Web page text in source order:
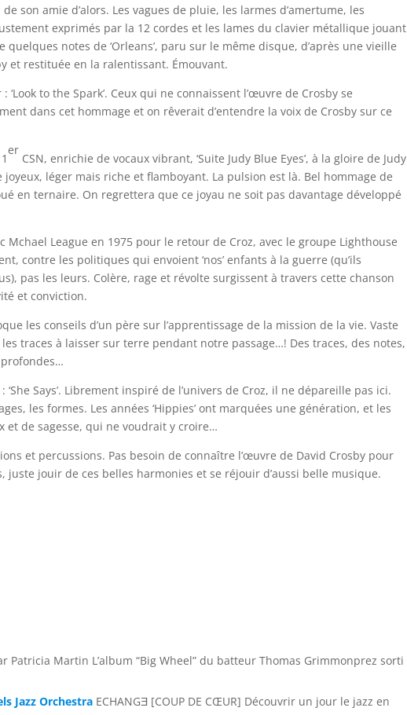
son amie d’alors. Les vagues de pluie, les larmes d’amertume, les
exprimés par la 12 cordes et les lames du clavier métallique jouant
notes de ‘Orleans’, paru sur le même disque, d’après une vieille
et restituée en la ralentissant. Émouvant.
to the Spark’. Ceux qui ne connaissent l’œuvre de Crosby se
dans cet hommage et on rêverait d’entendre la voix de Crosby sur ce
er
CSN, enrichie de vocaux vibrant, ‘Suite Judy Blue Eyes’, à la gloire de Judy
léger mais riche et flamboyant. La pulsion est là. Bel hommage de
en ternaire. On regrettera que ce joyau ne soit pas davantage développé
Mchael League en 1975 pour le retour de Croz, avec le groupe Lighthouse
contre les politiques qui envoient ‘nos’ enfants à la guerre (qu’ils
pas les leurs. Colère, rage et révolte surgissent à travers cette chanson
et conviction.
les conseils d’un père sur l’apprentissage de la mission de la vie. Vaste
traces à laisser sur terre pendant notre passage…! Des traces, des notes,
Says’. Librement inspiré de l’univers de Croz, il ne dépareille pas ici.
les formes. Les années ‘Hippies’ ont marquées une génération, et les
et de sagesse, qui ne voudrait y croire…
et percussions. Pas besoin de connaître l’œuvre de David Crosby pour
jouir de ces belles harmonies et se réjouir d’aussi belle musique.
Patricia Martin L’album “Big Wheel” du batteur Thomas Grimmonprez sorti
Jazz Orchestra ECHANGƎ [COUP DE CŒUR] Découvrir un jour le jazz en